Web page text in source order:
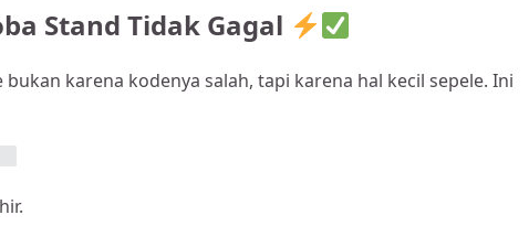
Stand Tidak Gagal
karena kodenya salah, tapi karena hal kecil sepele. Ini